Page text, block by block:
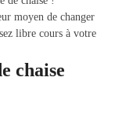
moyen de changer
libre cours à votre
chaise